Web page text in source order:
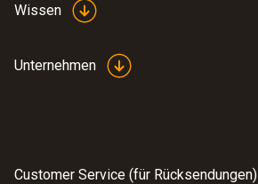
Wissen
Unternehmen
Customer Service (für Rücksendungen)